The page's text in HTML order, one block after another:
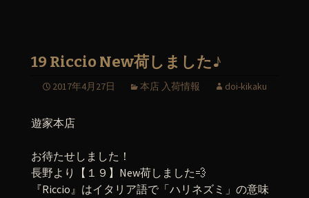
19 Riccio New荷しました♪
2017年4月27日 本店 入荷情報 doi-kikaku
遊家本店
お待たせしました！
長野より【１９】New荷しました💨
『Riccio』はイタリア語で「ハリネズミ」の意味